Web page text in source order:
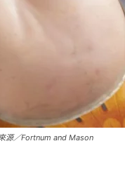
源／Fortnum and Mason